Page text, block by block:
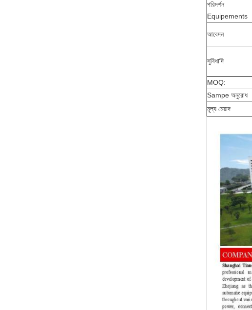
পরিদর্শন
Equipements
আবেদন
সুবিধাদি
MOQ:
Sampe অনুরোধ
মূল্য মেয়াদ